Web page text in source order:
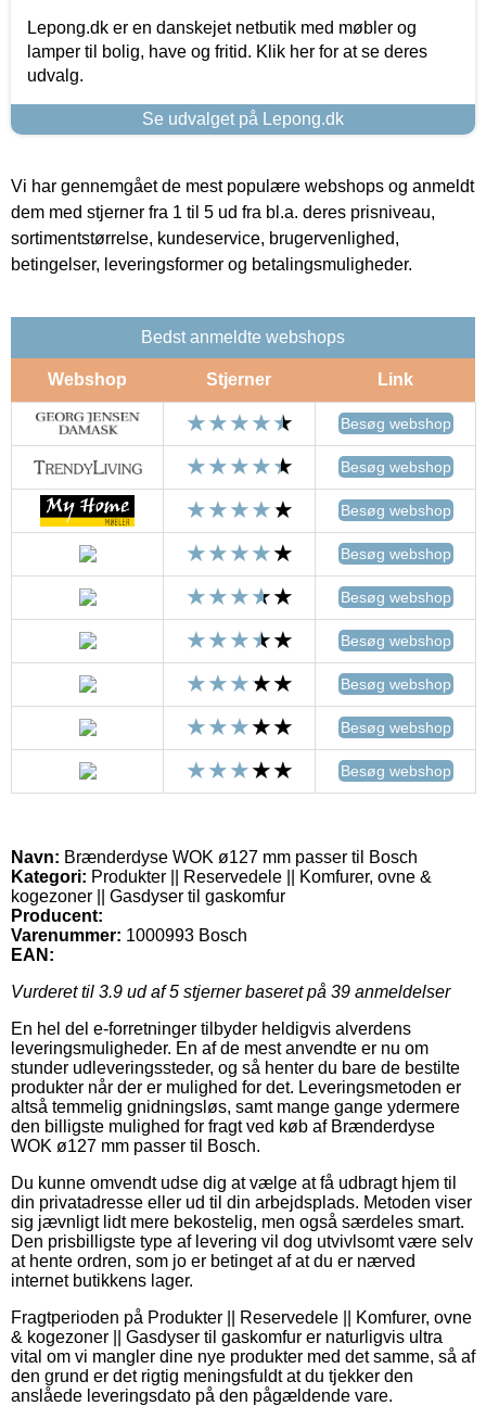
Lepong.dk er en danskejet netbutik med møbler og
lamper til bolig, have og fritid. Klik her for at se deres
udvalg.
Se udvalget på Lepong.dk
Vi har gennemgået de mest populære webshops og anmeldt
dem med stjerner fra 1 til 5 ud fra bl.a. deres prisniveau,
sortimentstørrelse, kundeservice, brugervenlighed,
betingelser, leveringsformer og betalingsmuligheder.
Bedst anmeldte webshops
Webshop Stjerner Link
Besøg webshop
Besøg webshop
Besøg webshop
Besøg webshop
Besøg webshop
Besøg webshop
Besøg webshop
Besøg webshop
Besøg webshop
Navn: Brænderdyse WOK ø127 mm passer til Bosch
Kategori: Produkter || Reservedele || Komfurer, ovne &
kogezoner || Gasdyser til gaskomfur
Producent:
Varenummer: 1000993 Bosch
EAN:
Vurderet til 3.9 ud af 5 stjerner baseret på 39 anmeldelser
En hel del e-forretninger tilbyder heldigvis alverdens
leveringsmuligheder. En af de mest anvendte er nu om
stunder udleveringssteder, og så henter du bare de bestilte
produkter når der er mulighed for det. Leveringsmetoden er
altså temmelig gnidningsløs, samt mange gange ydermere
den billigste mulighed for fragt ved køb af Brænderdyse
WOK ø127 mm passer til Bosch.
Du kunne omvendt udse dig at vælge at få udbragt hjem til
din privatadresse eller ud til din arbejdsplads. Metoden viser
sig jævnligt lidt mere bekostelig, men også særdeles smart.
Den prisbilligste type af levering vil dog utvivlsomt være selv
at hente ordren, som jo er betinget af at du er nærved
internet butikkens lager.
Fragtperioden på Produkter || Reservedele || Komfurer, ovne
& kogezoner || Gasdyser til gaskomfur er naturligvis ultra
vital om vi mangler dine nye produkter med det samme, så af
den grund er det rigtig meningsfuldt at du tjekker den
anslåede leveringsdato på den pågældende vare.